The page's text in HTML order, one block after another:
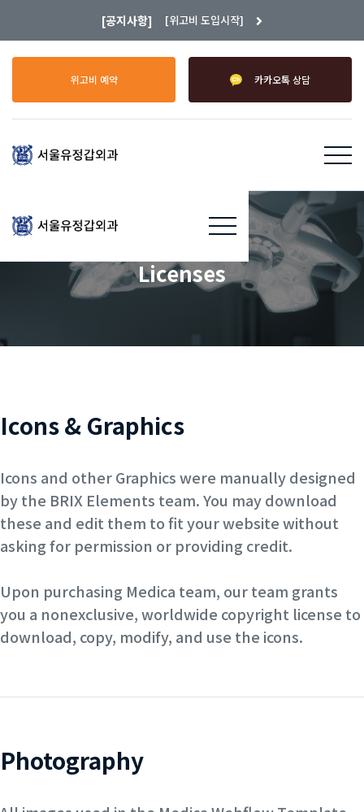
[공지사항] [위고비 도입시작] 
위고비 예약 카카오톡 상담
Licenses
Icons & Graphics
Icons and other Graphics were manually designed
by the BRIX Elements team. You may download
these and edit them to fit your website without
asking for permission or providing credit.
Upon purchasing Medica team, our team grants
you a nonexclusive, worldwide copyright license to
download, copy, modify, and use the icons.
Photography